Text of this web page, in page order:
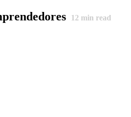
12 min read